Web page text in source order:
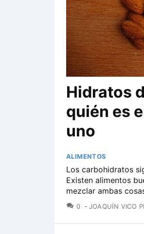
Hidratos
quién es
uno
ALIMENTOS
Los carbohidratos
Existen alimentos
mezclar ambas
0 COMENTARIOS
JOAQUÍN VICO